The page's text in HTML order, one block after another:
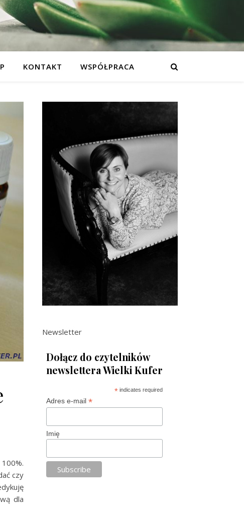
KONTAKT WSPÓŁPRACA
czy
dla
Newsletter
Dołącz do czytelników
newslettera Wielki Kufer
* indicates required
Adres e-mail *
Imię